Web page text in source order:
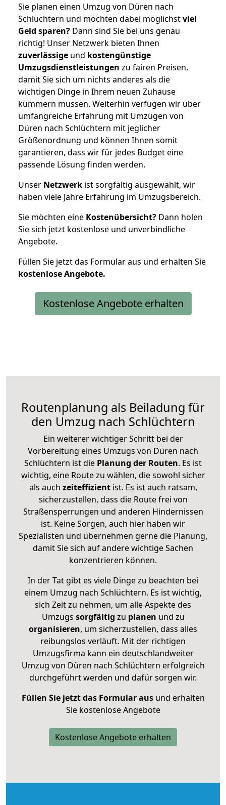
Sie planen einen Umzug von Düren nach
Schlüchtern und möchten dabei möglichstviel
Geld sparen? Dann sind Sie bei uns genau
richtig! Unser Netzwerk bieten Ihnen
zuverlässige und kostengünstige
Umzugsdienstleistungen zu fairen Preisen,
damit Sie sich um nichts anderes als die
wichtigen Dinge in Ihrem neuen Zuhause
kümmern müssen. Weiterhin verfügen wir über
umfangreiche Erfahrung mit Umzügen von
Düren nach Schlüchtern mit jeglicher
Größenordnung und können Ihnen somit
garantieren, dass wir für jedes Budget eine
passende Lösung finden werden.
Unser Netzwerk ist sorgfältig ausgewählt, wir
haben viele Jahre Erfahrung im Umzugsbereich.
Sie möchten eine Kostenübersicht? Dann holen
Sie sich jetzt kostenlose und unverbindliche
Angebote.
Füllen Sie jetzt das Formular aus und erhalten Sie
kostenloseAngebote.
Kostenlose Angebote erhalten
Routenplanung als Beiladung für
den Umzug nach Schlüchtern
Ein weiterer wichtiger Schritt bei der
Vorbereitung eines Umzugs von Düren nach
Schlüchtern ist die Planung der Routen. Es ist
wichtig, eine Route zu wählen, die sowohl sicher
als auch zeiteffizientist. Es ist auch ratsam,
sicherzustellen, dass die Route frei von
Straßensperrungen und anderen Hindernissen
ist. Keine Sorgen, auch hier haben wir
Spezialisten und übernehmen gerne die Planung,
damit Sie sich auf andere wichtige Sachen
konzentrieren können.
In der Tat gibt es viele Dinge zu beachten bei
einem Umzug nach Schlüchtern. Es ist wichtig,
sich Zeit zu nehmen, um alle Aspekte des
Umzugs sorgfältig zu planen und zu
organisieren, um sicherzustellen, dass alles
reibungslos verläuft. Mit der richtigen
Umzugsfirma kann ein deutschlandweiter
Umzug von Düren nach Schlüchtern erfolgreich
durchgeführt werden und dafür sorgen wir.
Füllen Sie jetzt das Formular ausund erhalten
Sie kostenlose Angebote
Kostenlose Angebote erhalten